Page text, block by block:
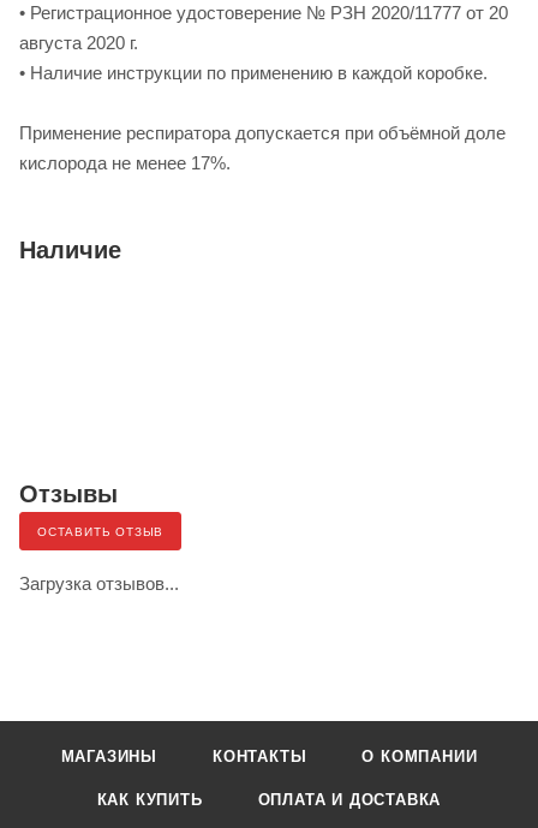
• Регистрационное удостоверение № РЗН 2020/11777 от 20
августа 2020 г.
• Наличие инструкции по применению в каждой коробке.
Применение респиратора допускается при объёмной доле
кислорода не менее 17%.
Наличие
Отзывы
ОСТАВИТЬ ОТЗЫВ
Загрузка отзывов...
МАГАЗИНЫ КОНТАКТЫ О КОМПАНИИ
КАК КУПИТЬ ОПЛАТА И ДОСТАВКА